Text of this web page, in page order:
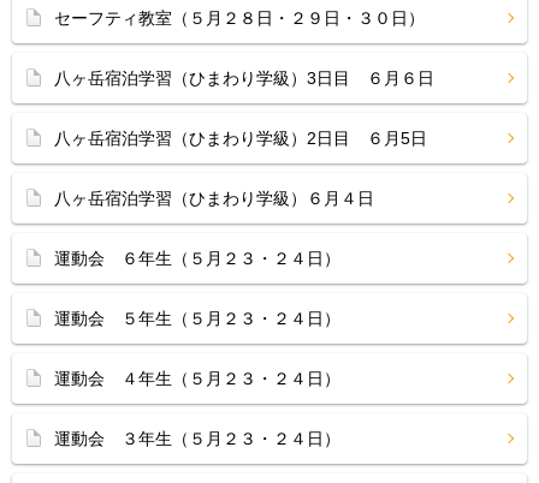
セーフティ教室（５月２８日・２９日・３０日）
八ヶ岳宿泊学習（ひまわり学級）3日目 ６月６日
八ヶ岳宿泊学習（ひまわり学級）2日目 ６月5日
八ヶ岳宿泊学習（ひまわり学級）６月４日
運動会 ６年生（５月２３・２４日）
運動会 ５年生（５月２３・２４日）
運動会 ４年生（５月２３・２４日）
運動会 ３年生（５月２３・２４日）